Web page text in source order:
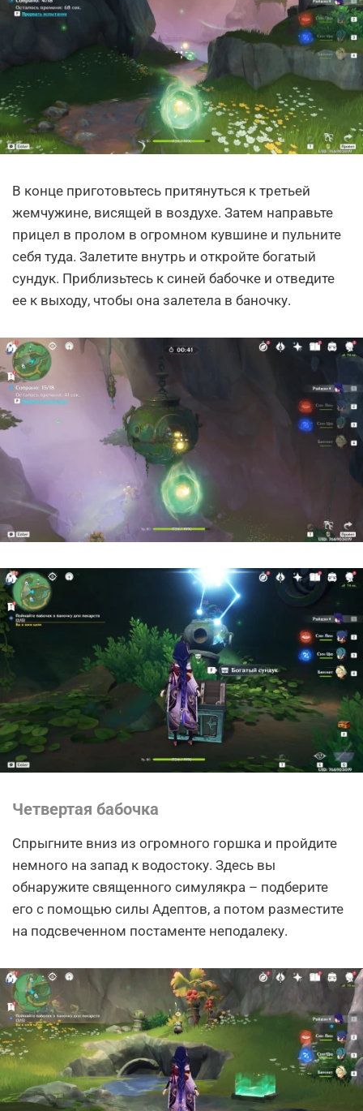
В конце приготовьтесь притянуться к третьей
жемчужине, висящей в воздухе. Затем направьте
прицел в пролом в огромном кувшине и пульните
себя туда. Залетите внутрь и откройте богатый
сундук. Приблизьтесь к синей бабочке и отведите
ее к выходу, чтобы она залетела в баночку.
Четвертая бабочка
Спрыгните вниз из огромного горшка и пройдите
немного на запад к водостоку. Здесь вы
обнаружите священного симулякра – подберите
его с помощью силы Адептов, а потом разместите
на подсвеченном постаменте неподалеку.